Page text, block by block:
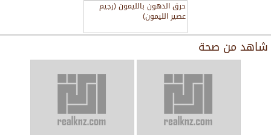
حرق الدهون بالليمون (رجيم
عصير الليمون)
شاهد من صحة